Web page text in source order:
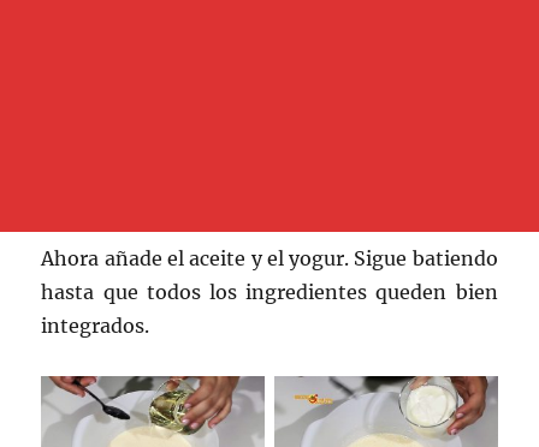
Ahora añade el aceite y el yogur. Sigue batiendo
hasta que todos los ingredientes queden bien
integrados.